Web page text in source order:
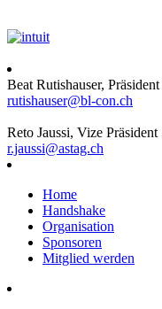
Beat Rutishauser, Präsident
rutishauser@bl-con.ch
Reto Jaussi, Vize Präsident
r.jaussi@astag.ch
Home
Handshake
Organisation
Sponsoren
Mitglied werden